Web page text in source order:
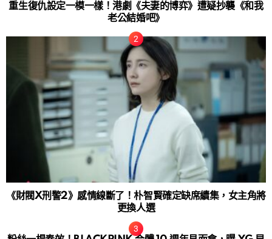
重生復仇設定一模一樣！港劇《夫妻的博弈》遭疑抄襲《和我
老公結婚吧》
《財閥X刑警2》感情線斷了！朴智賢確定缺席續集，女主角將
更換人選